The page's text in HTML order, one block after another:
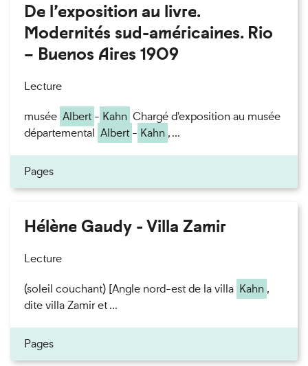
De l’exposition au livre.
Modernités sud-américaines. Rio
– Buenos Aires 1909
Lecture
musée Albert - Kahn Chargé d'exposition au musée
départemental Albert - Kahn , ...
Pages
Hélène Gaudy - Villa Zamir
Lecture
(soleil couchant) [Angle nord-est de la villa Kahn ,
dite villa Zamir et ...
Pages